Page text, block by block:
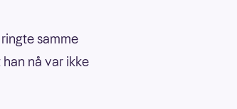
samme
nå var ikke